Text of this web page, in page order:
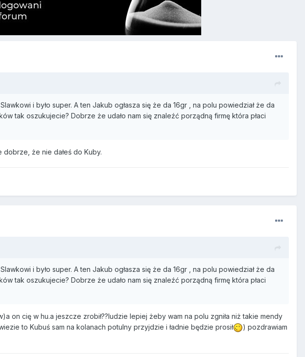
i było super. A ten Jakub ogłasza się że da 16gr , na polu powiedział że da
tak oszukujecie? Dobrze że udało nam się znaleźć porządną firmę która płaci
dobrze, że nie dałeś do Kuby.
i było super. A ten Jakub ogłasza się że da 16gr , na polu powiedział że da
tak oszukujecie? Dobrze że udało nam się znaleźć porządną firmę która płaci
on cię w hu.a jeszcze zrobił??ludzie lepiej żeby wam na polu zgniła niż takie mendy
to Kubuś sam na kolanach potulny przyjdzie i ładnie będzie prosił
) pozdrawiam